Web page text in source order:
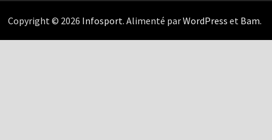
Copyright © 2026 Infosport. Alimenté parWordPress et Bam.